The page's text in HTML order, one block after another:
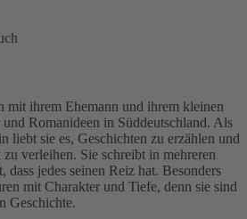
mit ihrem Ehemann und ihrem kleinen
Romanideen in Süddeutschland. Als
liebt sie es, Geschichten zu erzählen und
verleihen. Sie schreibt in mehreren
dass jedes seinen Reiz hat. Besonders
mit Charakter und Tiefe, denn sie sind
Geschichte.